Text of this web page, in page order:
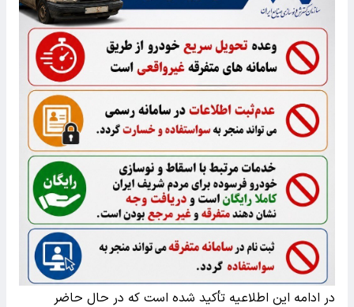
در ادامه این اطلاعیه تأکید شده است که در حال حاضر